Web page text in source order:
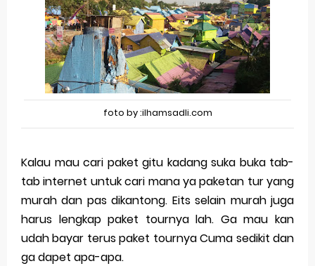
dengan Kamera 200MP dan Baterai Tahan Lama
Review Vivo V70 FE: Smartphone Fan Edition dengan
Fitur Flagship Harga Lebih Bersahabat
Review Vivo V70: Smartphone Stylish dengan
Merek Dagang dan Pertumbuhan Usaha
Merek Dagang dalam Strategi Bisnis
Merek Dagang dalam Perusahaan Besar
Merek Dagang dan Investasi
foto by :ilhamsadli.com
Kalau mau cari paket gitu kadang suka buka tab-
tab internet untuk cari mana ya paketan tur yang
murah dan pas dikantong. Eits selain murah juga
harus lengkap paket tournya lah. Ga mau kan
udah bayar terus paket tournya Cuma sedikit dan
ga dapet apa-apa.